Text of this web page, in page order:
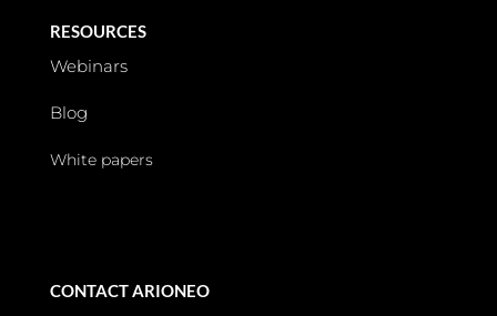
RESOURCES
Webinars
Blog
White papers
CONTACT ARIONEO